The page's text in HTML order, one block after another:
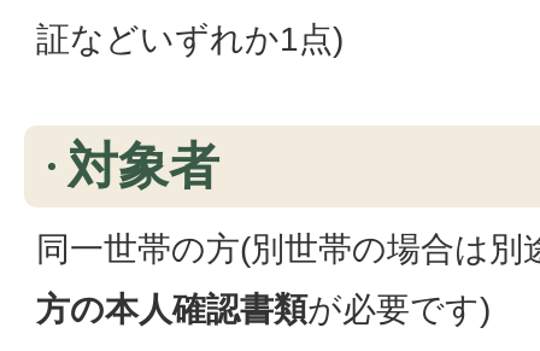
証などいずれか1点)
対象者
同一世帯の方(別世帯の場合は別
方の本人確認書類が必要です)